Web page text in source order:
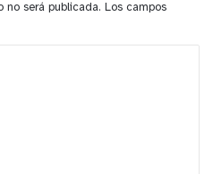
no será publicada. Los campos